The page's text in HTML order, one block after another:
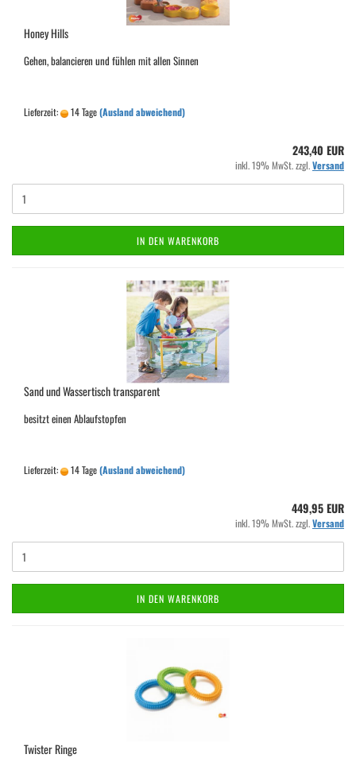
Honey Hills
Gehen, balancieren und fühlen mit allen Sinnen
Lieferzeit: 14 Tage(Ausland abweichend)
243,40 EUR
inkl. 19% MwSt. zzgl.Versand
IN DEN WARENKORB
Sand und Wassertisch transparent
besitzt einen Ablaufstopfen
Lieferzeit: 14 Tage(Ausland abweichend)
449,95 EUR
inkl. 19% MwSt. zzgl.Versand
IN DEN WARENKORB
Twister Ringe